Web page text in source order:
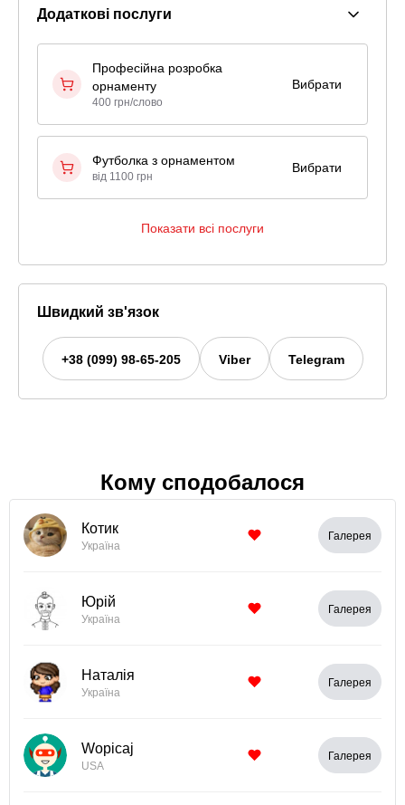
Додаткові послуги
Професійна розробка
орнаменту
400 грн/слово
Вибрати
Футболка з орнаментом
від 1100 грн
Вибрати
Показати всі послуги
Швидкий зв'язок
+38 (099) 98-65-205 Viber Telegram
Кому сподобалося
Котик
Україна
Галерея
Юрій
Україна
Галерея
Наталія
Україна
Галерея
Wopicaj
USA
Галерея